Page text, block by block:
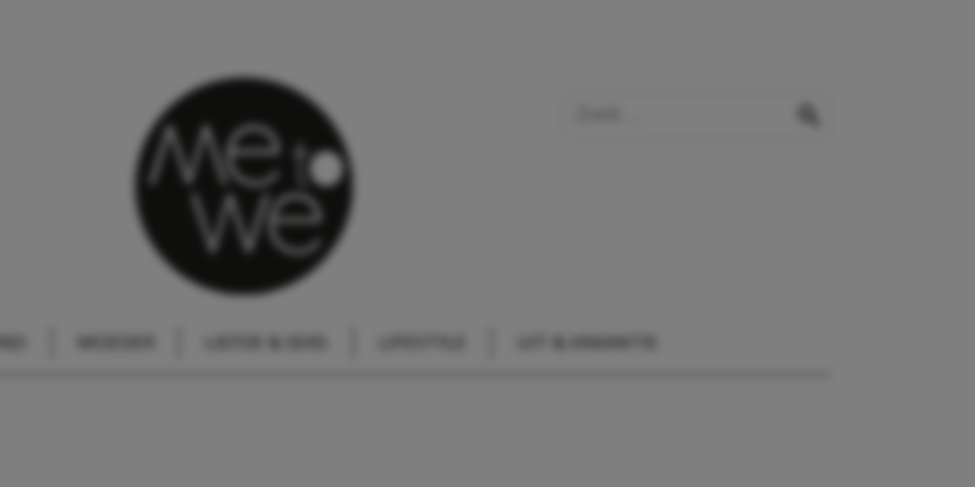
MOEDER LIEFDE & SEKS UIT & VAKANTIE